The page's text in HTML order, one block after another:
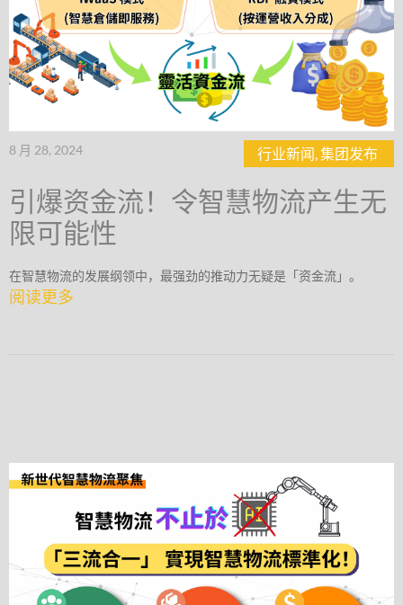
8 月 28, 2024 行业新闻,集团发布
引爆资金流！令智慧物流产生无
限可能性
在智慧物流的发展纲领中，最强劲的推动力无疑是「资金流」。
阅读更多